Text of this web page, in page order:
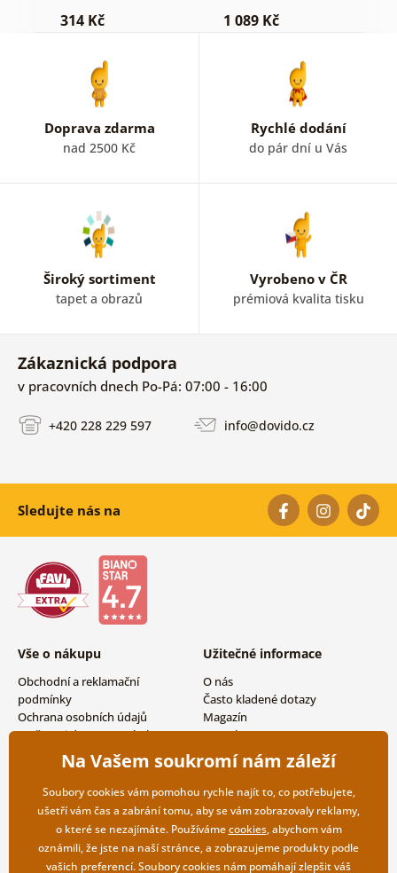
314 Kč 1 089 Kč
Doprava zdarma
nad 2500 Kč
Rychlé dodání
do pár dní u Vás
Široký sortiment
tapet a obrazů
Vyrobeno v ČR
prémiová kvalita tisku
Zákaznická podpora
v pracovních dnech Po-Pá: 07:00 - 16:00
+420 228 229 597 info@dovido.cz
Sledujte nás na
Vše o nákupu
Obchodní a reklamační
podmínky
Ochrana osobních údajů
Možnosti dopravy a platby
Vrácení zboží
Užitečné informace
O nás
Často kladené dotazy
Magazín
Kontakty
Velkoobchodní spolupráce
Na Vašem soukromí nám záleží
Soubory cookies vám pomohou rychle najít to, co potřebujete,
ušetří vám čas a zabrání tomu, aby se vám zobrazovaly reklamy,
o které se nezajímáte. Používámecookies, abychom vám
oznámili, že jste na naší stránce, a zobrazujeme produkty podle
vašich preferencí. Soubory cookies nám pomáhají zlepšit váš